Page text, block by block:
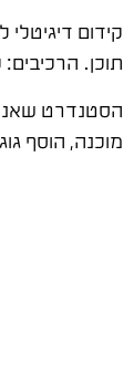
קידום דיגיטלי למשרד עורכי דין יכול
תוכן. הרכיבים: כתיבת מאמרים (1,500 עד 4,000
מוכנה, הוסף